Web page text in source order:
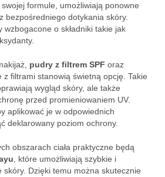
swojej formule, umożliwiają ponowne
bezpośredniego dotykania skóry.
wzbogacone o składniki takie jak
pudry z filtrem SPF oraz
z filtrami stanowią świetną opcję. Takie
wygląd skóry, ale także
przed promieniowaniem UV.
aplikować je w odpowiednich
deklarowany poziom ochrony.
obszarach ciała praktyczne będą
, które umożliwiają szybkie i
skóry. Dzięki temu można skutecznie